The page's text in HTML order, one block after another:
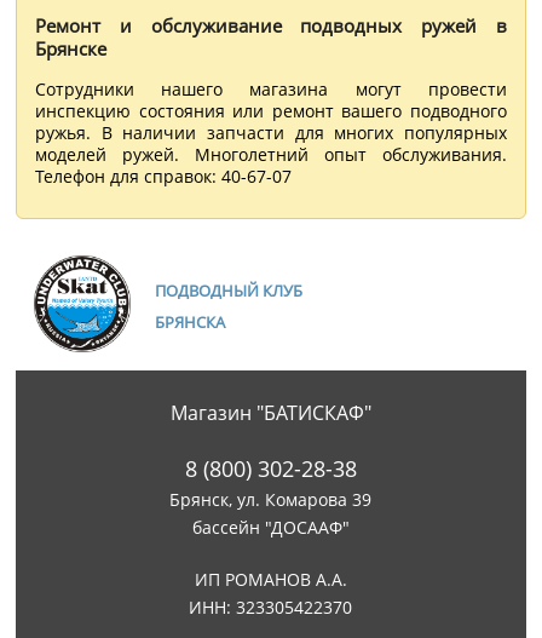
Ремонт и обслуживание подводных ружей в
Брянске
Сотрудники нашего магазина могут провести
инспекцию состояния или ремонт вашего подводного
ружья. В наличии запчасти для многих популярных
моделей ружей. Многолетний опыт обслуживания.
Телефон для справок: 40-67-07
ПОДВОДНЫЙ КЛУБ
БРЯНСКА
Магазин "БАТИСКАФ"
8 (800) 302-28-38
Брянск, ул. Комарова 39
бассейн "ДОСААФ"
ИП РОМАНОВ А.А.
ИНН: 323305422370